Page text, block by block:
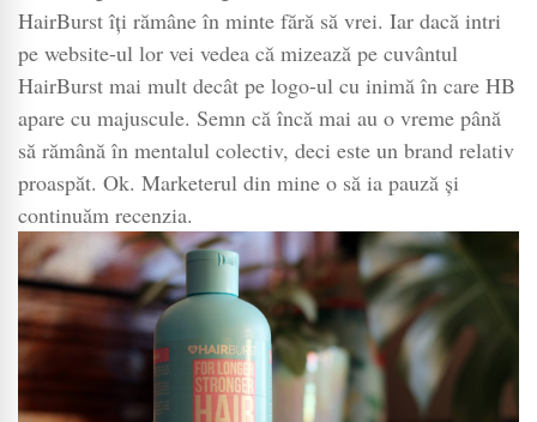
HairBurst îți rămâne în minte fără să vrei. Iar dacă intri
pe website-ul lor vei vedea că mizează pe cuvântul
HairBurst mai mult decât pe logo-ul cu inimă în care HB
apare cu majuscule. Semn că încă mai au o vreme până
să rămână în mentalul colectiv, deci este un brand relativ
proaspăt. Ok. Marketerul din mine o să ia pauză și
continuăm recenzia.